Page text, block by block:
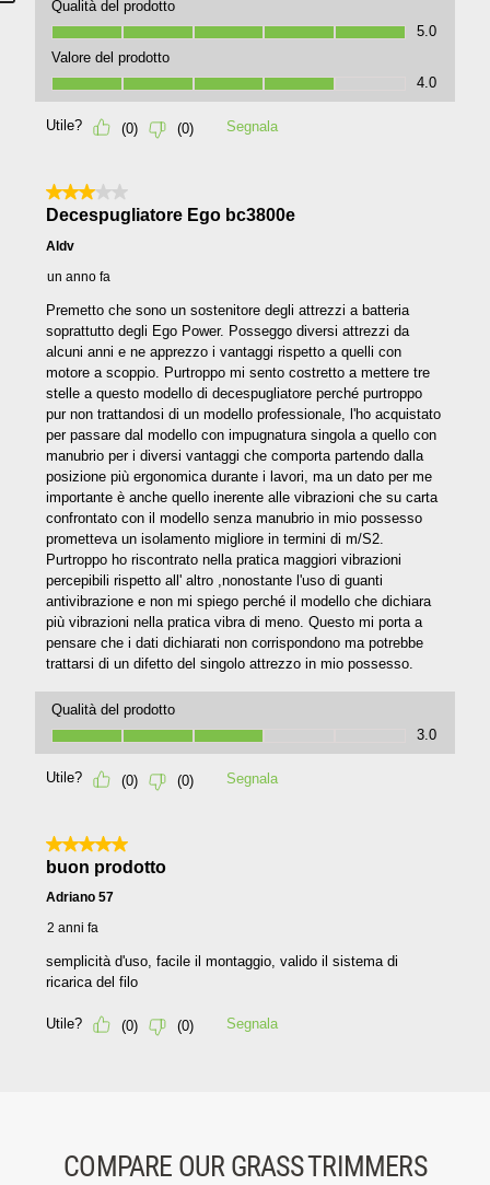
COMPARE OUR GRASS TRIMMERS